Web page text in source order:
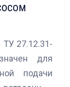
ТУ 27.12.31-
для
подачи